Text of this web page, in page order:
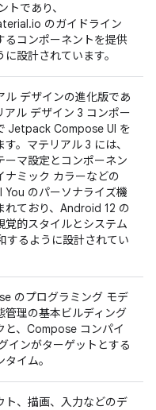
トであり、
のガイドライン
るコンポーネントを提供
に設計されています。
ル デザインの進化版であ
アル デザイン 3 コンポー
Jetpack Compose UI を
す。マテリアル 3 には、
ーマ設定とコンポーネン
ナミック カラーなどの
You のパーソナライズ機
れており、Android 12 の
覚的スタイルとシステム
するように設計されてい
のプログラミング モデ
管理の基本ビルディング
と、Compose コンパイ
インがターゲットとする
イム。
ト、描画、入力などのデ